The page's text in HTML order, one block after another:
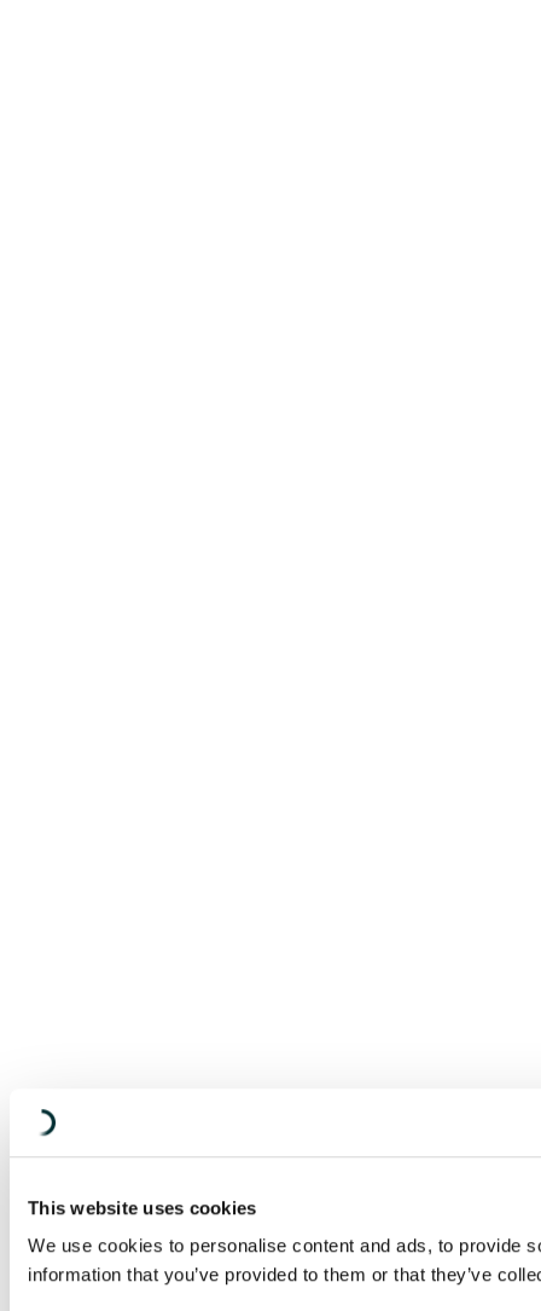
This website uses cookies
We use cookies to personalise content and ads, to provide
information that you’ve provided to them or that they’ve